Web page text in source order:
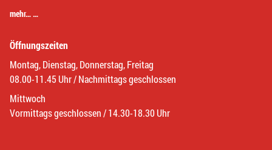
mehr… …
Öffnungszeiten
Montag, Dienstag, Donnerstag, Freitag
08.00-11.45 Uhr / Nachmittags geschlossen
Mittwoch
Vormittags geschlossen / 14.30-18.30 Uhr